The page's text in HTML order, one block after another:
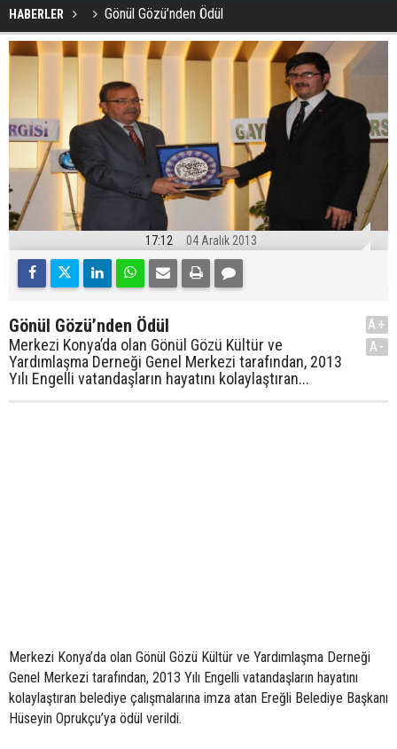
HABERLER Gönül Gözü’nden Ödül
17:12 04 Aralık 2013
Gönül Gözü’nden Ödül
Merkezi Konya’da olan Gönül Gözü Kültür ve
Yardımlaşma Derneği Genel Merkezi tarafından, 2013
Yılı Engelli vatandaşların hayatını kolaylaştıran...
A+
A-
Merkezi Konya’da olan Gönül Gözü Kültür ve Yardımlaşma Derneği
Genel Merkezi tarafından, 2013 Yılı Engelli vatandaşların hayatını
kolaylaştıran belediye çalışmalarına imza atan Ereğli Belediye Başkanı
Hüseyin Oprukçu’ya ödül verildi.